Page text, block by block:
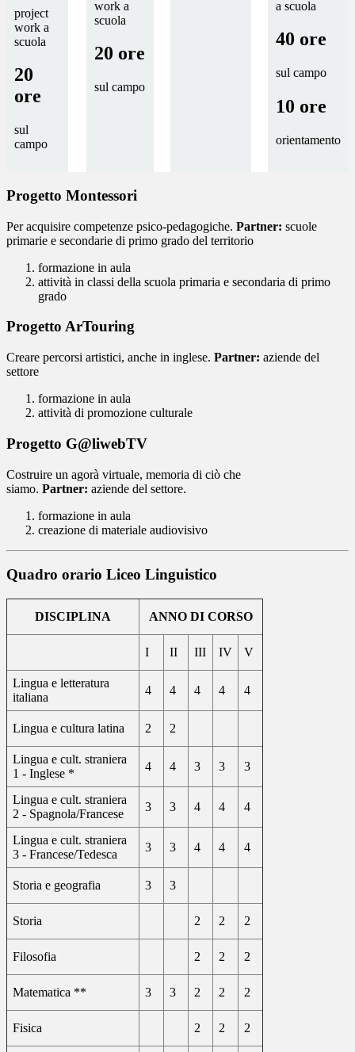
project
work a
scuola
20
ore
sul
campo
work a
scuola
20 ore
sul campo
a scuola
40 ore
sul campo
10 ore
orientamento
Progetto Montessori
Per acquisire competenze psico-pedagogiche. Partner: scuole
primarie e secondarie di primo grado del territorio
formazione in aula
attività in classi della scuola primaria e secondaria di primo
grado
Progetto ArTouring
Creare percorsi artistici, anche in inglese. Partner: aziende del
settore
formazione in aula
attività di promozione culturale
Progetto G@liwebTV
Costruire un agorà virtuale, memoria di ciò che
siamo. Partner: aziende del settore.
formazione in aula
creazione di materiale audiovisivo
Quadro orario Liceo Linguistico
DISCIPLINA ANNO DI CORSO
I II III IV V
Lingua e letteratura
italiana
4 4 4 4 4
Lingua e cultura latina 2 2
Lingua e cult. straniera
1 - Inglese *
4 4 3 3 3
Lingua e cult. straniera
2 - Spagnola/Francese
3 3 4 4 4
Lingua e cult. straniera
3 - Francese/Tedesca
3 3 4 4 4
Storia e geografia 3 3
Storia 2 2 2
Filosofia 2 2 2
Matematica ** 3 3 2 2 2
Fisica 2 2 2